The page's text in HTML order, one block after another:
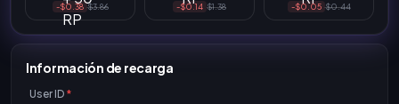
-$0.38 $3.86 -$0.14 $1.38 -$0.05 $0.44
Información de recarga
User ID *